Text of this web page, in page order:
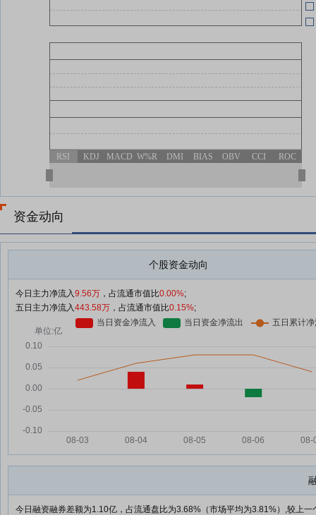
04-30
04-30
RSI KDJ MACD W%R DMI BIAS OBV CCI ROC
资金动向
个股资金动向
今日主力净流入9.56万 ，占流通市值比0.00%;
五日主力净流入443.58万 ，占流通市值比0.15%;
今日融资融券差额为1.10亿，占流通盘比为3.68%（市场平均为3.81%）,较上一